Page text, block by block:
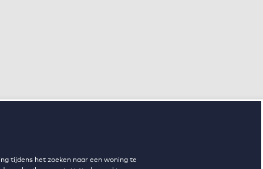
tijdens het zoeken naar een woning te